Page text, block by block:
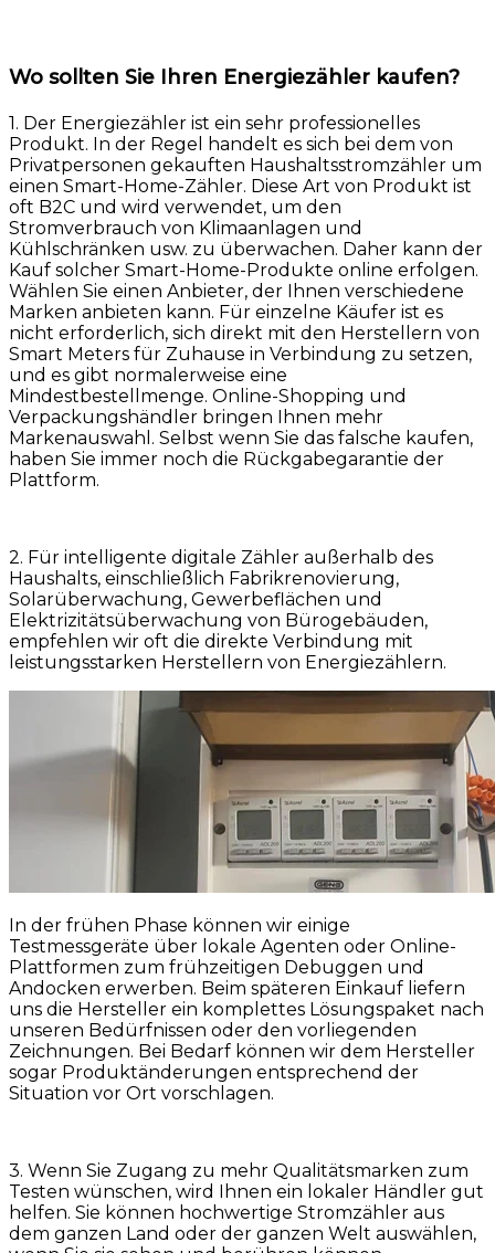
Wo sollten Sie Ihren Energiezähler kaufen?
1. Der Energiezähler ist ein sehr professionelles
Produkt. In der Regel handelt es sich bei dem von
Privatpersonen gekauften Haushaltsstromzähler um
einen Smart-Home-Zähler. Diese Art von Produkt ist
oft B2C und wird verwendet, um den
Stromverbrauch von Klimaanlagen und
Kühlschränken usw. zu überwachen. Daher kann der
Kauf solcher Smart-Home-Produkte online erfolgen.
Wählen Sie einen Anbieter, der Ihnen verschiedene
Marken anbieten kann. Für einzelne Käufer ist es
nicht erforderlich, sich direkt mit den Herstellern von
Smart Meters für Zuhause in Verbindung zu setzen,
und es gibt normalerweise eine
Mindestbestellmenge. Online-Shopping und
Verpackungshändler bringen Ihnen mehr
Markenauswahl. Selbst wenn Sie das falsche kaufen,
haben Sie immer noch die Rückgabegarantie der
Plattform.
2. Für intelligente digitale Zähler außerhalb des
Haushalts, einschließlich Fabrikrenovierung,
Solarüberwachung, Gewerbeflächen und
Elektrizitätsüberwachung von Bürogebäuden,
empfehlen wir oft die direkte Verbindung mit
leistungsstarken Herstellern von Energiezählern.
In der frühen Phase können wir einige
Testmessgeräte über lokale Agenten oder Online-
Plattformen zum frühzeitigen Debuggen und
Andocken erwerben. Beim späteren Einkauf liefern
uns die Hersteller ein komplettes Lösungspaket nach
unseren Bedürfnissen oder den vorliegenden
Zeichnungen. Bei Bedarf können wir dem Hersteller
sogar Produktänderungen entsprechend der
Situation vor Ort vorschlagen.
3. Wenn Sie Zugang zu mehr Qualitätsmarken zum
Testen wünschen, wird Ihnen ein lokaler Händler gut
helfen. Sie können hochwertige Stromzähler aus
dem ganzen Land oder der ganzen Welt auswählen,